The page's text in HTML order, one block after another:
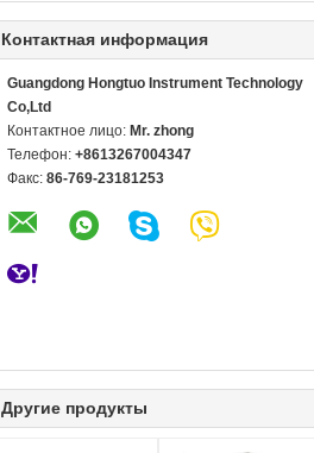
Контактная информация
Guangdong Hongtuo Instrument Technology
Co,Ltd
Контактное лицо: Mr. zhong
Телефон: +8613267004347
Факс: 86-769-23181253
Другие продукты